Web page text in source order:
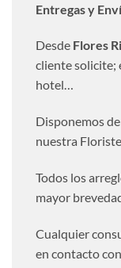
Entregas y
Desde Flores
cliente solicite;
hotel…
Disponemos
nuestra
Todos los
mayor
Cualquier
en contacto